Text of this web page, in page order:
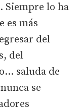
Siempre lo ha
es más
del
del
saluda de
se